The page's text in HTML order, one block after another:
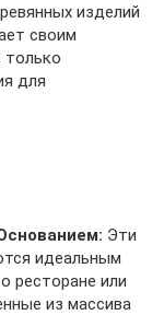
изделий
своим
только
для
Эти
идеальным
ресторане или
из массива